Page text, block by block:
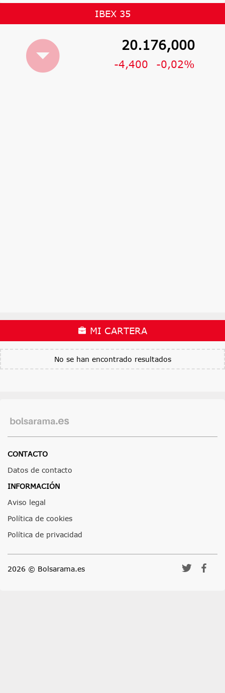
IBEX 35
20.176,000
-4,400 -0,02%
MI CARTERA
No se han encontrado resultados
CONTACTO
Datos de contacto
INFORMACIÓN
Aviso legal
Política de cookies
Política de privacidad
2026 © Bolsarama.es